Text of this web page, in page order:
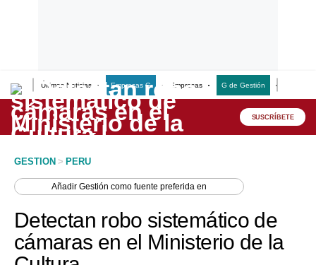
Últimas Noticias Empresas G Empresas G de Gestión
Lo último
Peru Quiosco
Economía
Mercados
SUSCRÍBETE
GESTION > PERU
AñadirGestión como fuente preferida en
Detectan robo sistemático de
cámaras en el Ministerio de la